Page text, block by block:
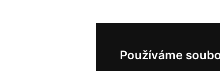
Používáme